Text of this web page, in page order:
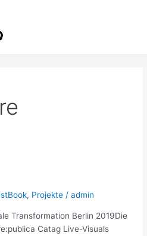
, Projekte /admin
Transformation Berlin 2019Die
Catag Live-Visuals